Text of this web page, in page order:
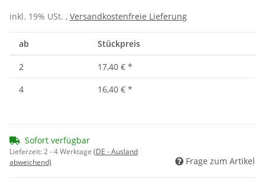
inkl. 19% USt. , Versandkostenfreie Lieferung
ab Stückpreis
2 17,40 € *
4
16,40 € *
Sofort verfügbar
Lieferzeit:2 - 4 Werktage (DE - Ausland
abweichend)
Frage zum Artikel